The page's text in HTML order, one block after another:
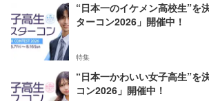
“日本一のイケメン高校生”を
ターコン2026」開催中！
特集
“日本一かわいい女子高生”を
コン2026」開催中！